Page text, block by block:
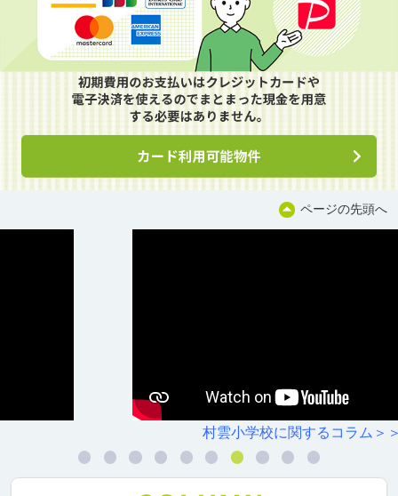
ページの先頭へ
村雲小学校に関するコラム＞＞